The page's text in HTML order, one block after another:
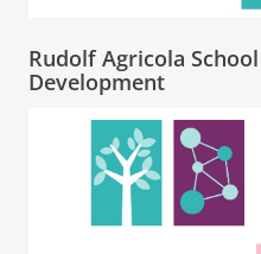
Rudolf Agricola
Development